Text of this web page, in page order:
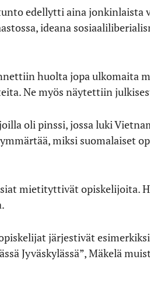
edellytti aina jonkinlaista
ideana
huolta jopa ulkomaita
Ne myös näytettiin
oli pinssi, jossa luki
miksi suomalaiset
mietityttivät opiskelijoita.
järjestivät
Jyväskylässä”, Mäkelä